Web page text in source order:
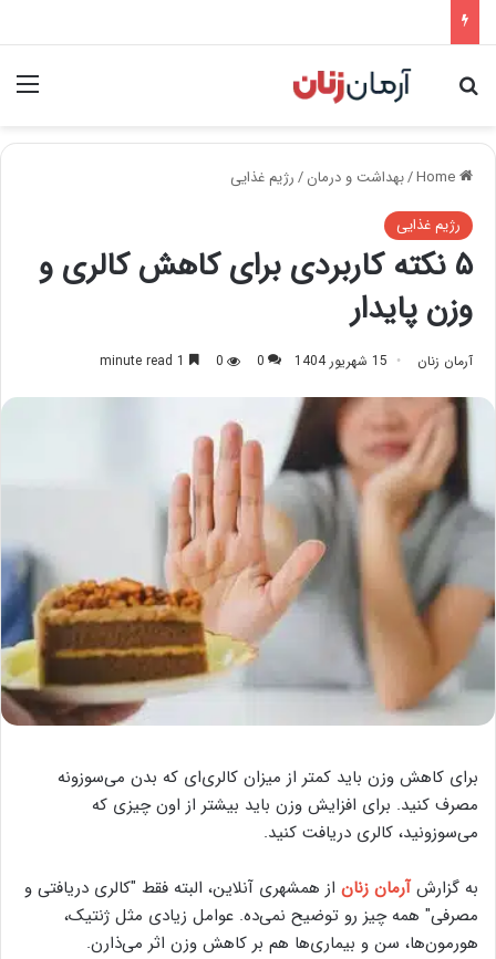
Search for
/بهداشت و درمان/رژیم غذایی
رژیم غذایی
۵ نکته کاربردی برای کاهش کالری و
وزن پایدار
آرمان زنان 15 شهریور 1404 0
0
برای کاهش وزن باید کمتر از میزان کالری‌ای که بدن می‌سوزونه
مصرف کنید. برای افزایش وزن باید بیشتر از اون چیزی که
می‌سوزونید، کالری دریافت کنید.
به گزارشآرمان زنان از همشهری آنلاین، البته فقط "کالری دریافتی و
مصرفی" همه چیز رو توضیح نمی‌ده. عوامل زیادی مثل ژنتیک،
هورمون‌ها، سن و بیماری‌ها هم بر کاهش وزن اثر می‌ذارن.